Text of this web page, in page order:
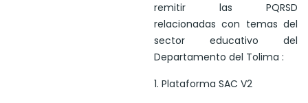
remitir las PQRSD
relacionadas con temas del
sector educativo del
Departamento del Tolima :
1. Plataforma SAC V2